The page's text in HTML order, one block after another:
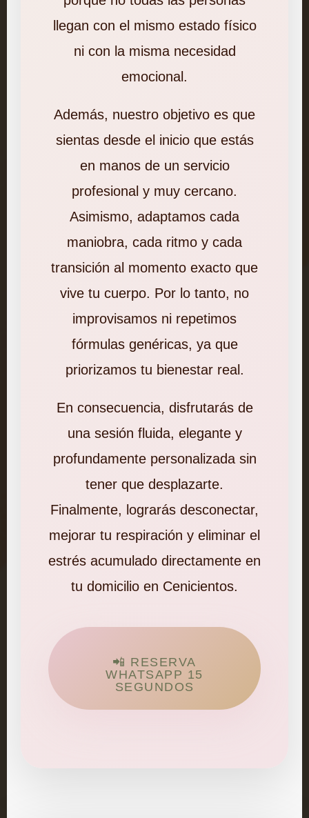
llegan con el mismo estado físico
ni con la misma necesidad
emocional.
Además, nuestro objetivo es que
sientas desde el inicio que estás
en manos de un servicio
profesional y muy cercano.
Asimismo, adaptamos cada
maniobra, cada ritmo y cada
transición al momento exacto que
vive tu cuerpo. Por lo tanto, no
improvisamos ni repetimos
fórmulas genéricas, ya que
priorizamos tu bienestar real.
En consecuencia, disfrutarás de
una sesión fluida, elegante y
profundamente personalizada sin
tener que desplazarte.
Finalmente, lograrás desconectar,
mejorar tu respiración y eliminar el
estrés acumulado directamente en
tu domicilio en Cenicientos.
📲 RESERVA
WHATSAPP 15
SEGUNDOS